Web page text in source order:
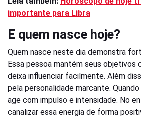
importante para Libra
E quem nasce hoje?
Quem nasce neste dia demonstra
Essa pessoa mantém seus objetivos
deixa influenciar facilmente. Além
pela personalidade marcante.
age com impulso e intensidade. No
canalizar essa energia de forma